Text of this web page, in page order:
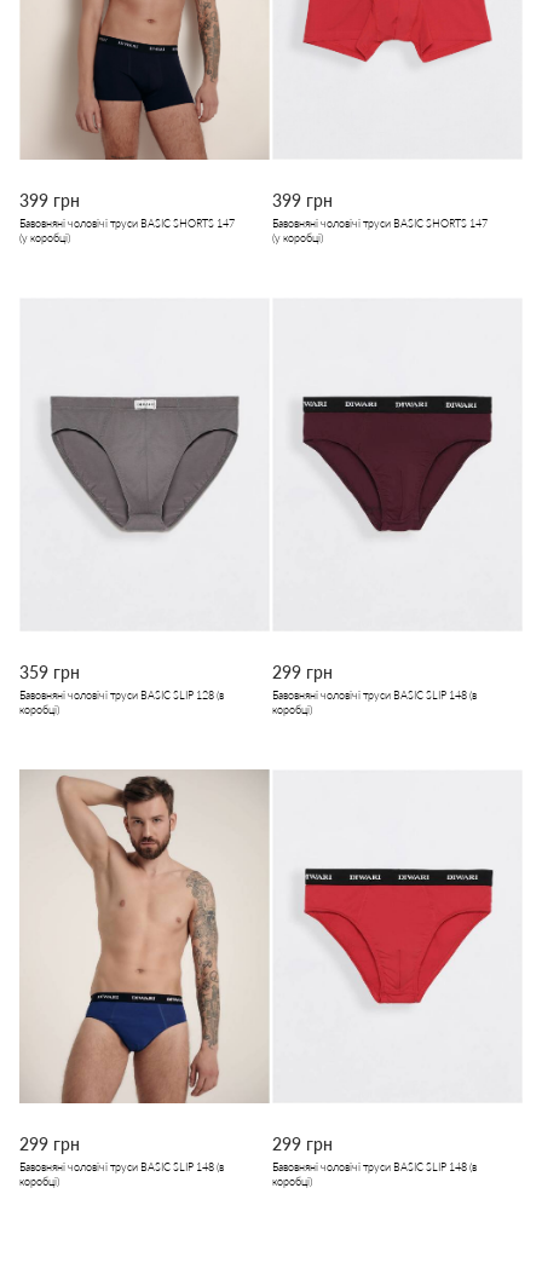
399 грн
Бавовняні чоловічі труси BASIC SHORTS 147
(у коробці)
399 грн
Бавовняні чоловічі труси BASIC SHORTS 147
(у коробці)
359 грн
Бавовняні чоловічі труси BASIC SLIP 128 (в
коробці)
299 грн
Бавовняні чоловічі труси BASIC SLIP 148 (в
коробці)
299 грн
Бавовняні чоловічі труси BASIC SLIP 148 (в
коробці)
299 грн
Бавовняні чоловічі труси BASIC SLIP 148 (в
коробці)